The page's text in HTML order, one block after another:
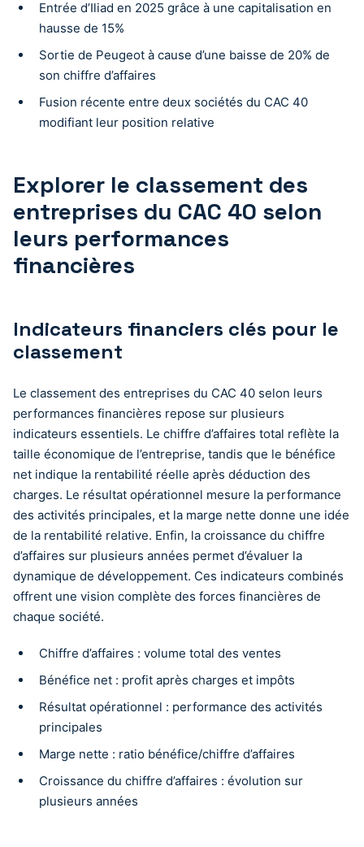
Entrée d’Iliad en 2025 grâce à une capitalisation en
hausse de 15%
Sortie de Peugeot à cause d’une baisse de 20% de
son chiffre d’affaires
Fusion récente entre deux sociétés du CAC 40
modifiant leur position relative
Explorer le classement des
entreprises du CAC 40 selon
leurs performances
financières
Indicateurs financiers clés pour le
classement
Le classement des entreprises du CAC 40 selon leurs
performances financières repose sur plusieurs
indicateurs essentiels. Le chiffre d’affaires total reflète la
taille économique de l’entreprise, tandis que le bénéfice
net indique la rentabilité réelle après déduction des
charges. Le résultat opérationnel mesure la performance
des activités principales, et la marge nette donne une idée
de la rentabilité relative. Enfin, la croissance du chiffre
d’affaires sur plusieurs années permet d’évaluer la
dynamique de développement. Ces indicateurs combinés
offrent une vision complète des forces financières de
chaque société.
Chiffre d’affaires : volume total des ventes
Bénéfice net : profit après charges et impôts
Résultat opérationnel : performance des activités
principales
Marge nette : ratio bénéfice/chiffre d’affaires
Croissance du chiffre d’affaires : évolution sur
plusieurs années